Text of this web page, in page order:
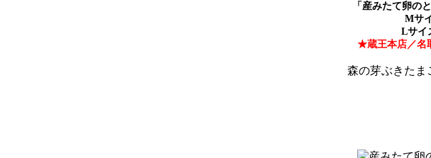
「産みたて卵の
Mサ
Lサイ
★蔵王本店／名
森の芽ぶきたま